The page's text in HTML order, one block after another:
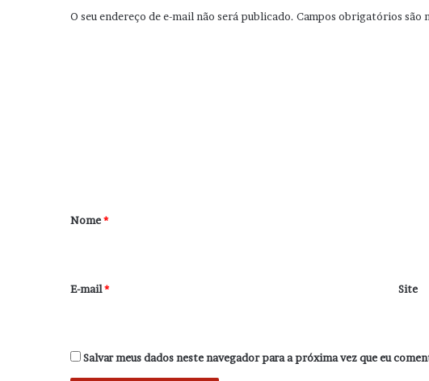
O seu endereço de e-mail não será publicado. Campos obrigatórios são
r
*
Nome*
E-mail* Site
Salvar meus dados neste navegador para a próxima vez que eu